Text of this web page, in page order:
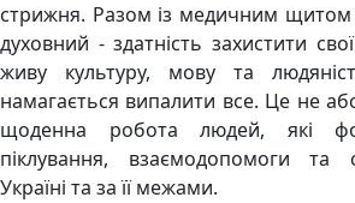
стрижня. Разом із медичним
духовний - здатність захистити
живу культуру, мову та
намагається випалити все. Це не
щоденна робота людей, які
піклування, взаємодопомоги та
Україні та за її межами.